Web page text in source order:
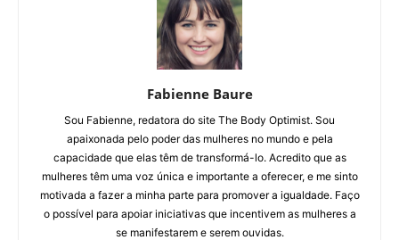
Fabienne Baure
Sou Fabienne, redatora do site The Body Optimist. Sou
apaixonada pelo poder das mulheres no mundo e pela
capacidade que elas têm de transformá-lo. Acredito que as
mulheres têm uma voz única e importante a oferecer, e me sinto
motivada a fazer a minha parte para promover a igualdade. Faço
o possível para apoiar iniciativas que incentivem as mulheres a
se manifestarem e serem ouvidas.